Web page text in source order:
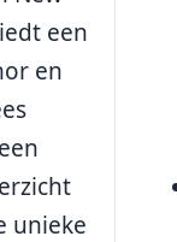
een
en
unieke